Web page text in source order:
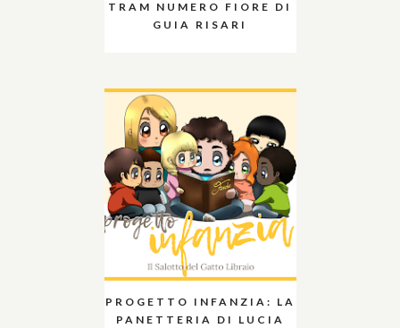
TRAM NUMERO FIORE DI
GUIA RISARI
PROGETTO INFANZIA: LA
PANETTERIA DI LUCIA